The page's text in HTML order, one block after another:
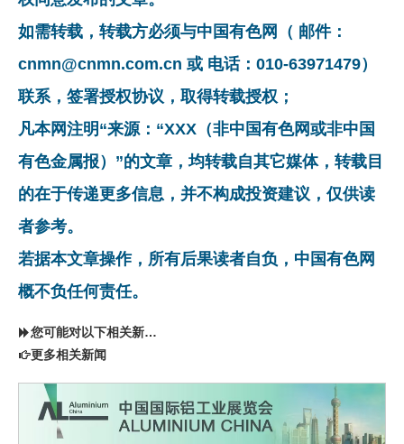
如需转载，转载方必须与中国有色网（ 邮件：
cnmn@cnmn.com.cn 或 电话：010-63971479）
联系，签署授权协议，取得转载授权；
凡本网注明“来源：“XXX（非中国有色网或非中国
有色金属报）”的文章，均转载自其它媒体，转载目
的在于传递更多信息，并不构成投资建议，仅供读
者参考。
若据本文章操作，所有后果读者自负，中国有色网
概不负任何责任。
您可能对以下相关新闻同样感兴趣
更多相关新闻